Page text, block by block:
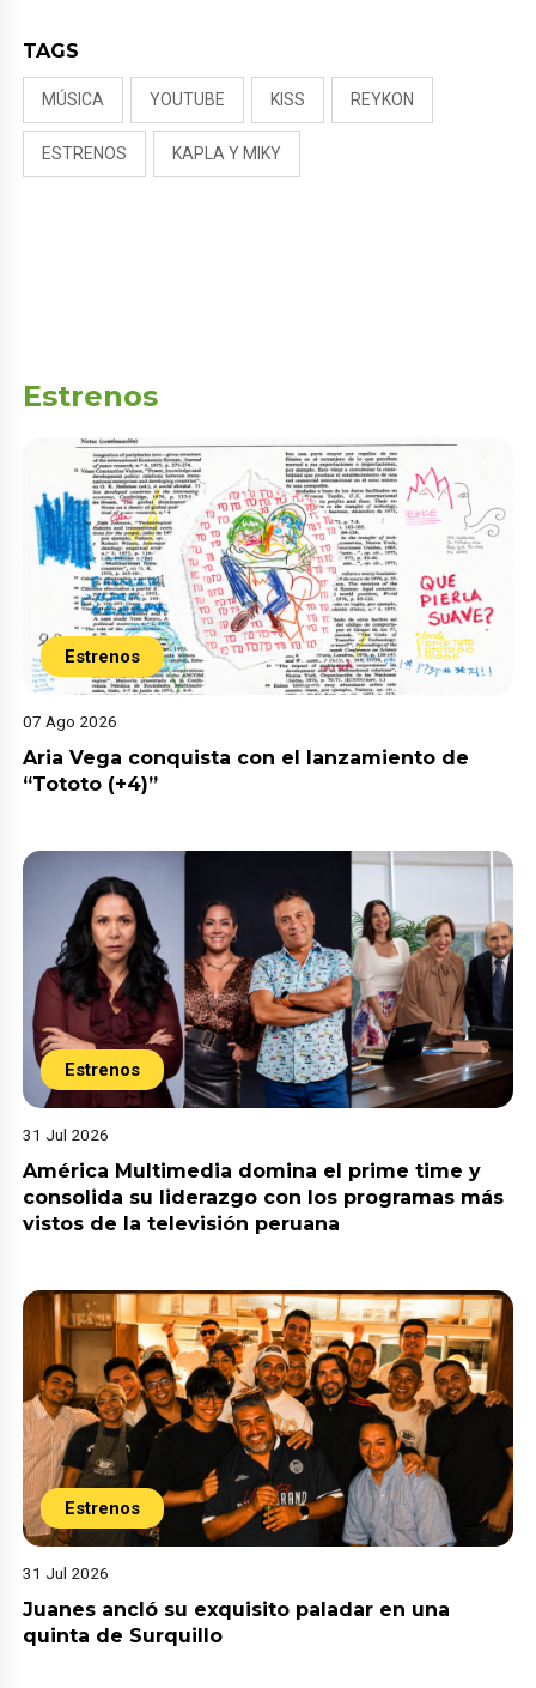
TAGS
MÚSICA YOUTUBE KISS REYKON
ESTRENOS KAPLA Y MIKY
Estrenos
Estrenos
07 Ago 2026
Aria Vega conquista con el lanzamiento de
“Tototo (+4)”
Estrenos
31 Jul 2026
América Multimedia domina el prime time y
consolida su liderazgo con los programas más
vistos de la televisión peruana
Estrenos
31 Jul 2026
Juanes ancló su exquisito paladar en una
quinta de Surquillo